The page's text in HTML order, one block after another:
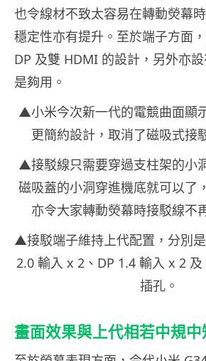
也令線材不致太容易在轉動熒幕
穩定性亦有提升。至於端子方面
DP 及雙 HDMI 的設計，另外亦
是夠用。
▲小米今次新一代的電競曲面顯
更簡約設計，取消了磁吸式接
▲接駁線只需要穿過支柱架的小
磁吸蓋的小洞穿進機底就可以了
亦令大家轉動熒幕時接駁線不
▲接駁端子維持上代配置，分別
2.0 輸入 x 2、DP 1.4 輸入 x 2
插孔。
畫面效果與上代相若中規中